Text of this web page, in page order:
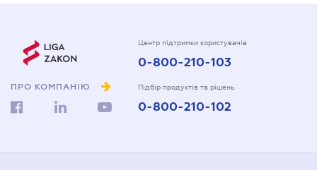
ПРО КОМПАНІЮ
Центр підтримки користувачів
0-800-210-103
Підбір продуктів та рішень
0-800-210-102